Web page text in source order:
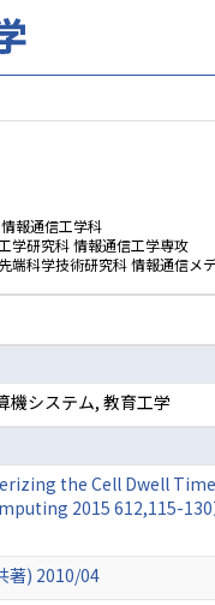
報通信工学科
学研究科 情報通信工学専攻
端科学技術研究科 情報通信メ
機システム, 教育工学
the Cell Dwell
2015 612,115-130
著) 2010/04